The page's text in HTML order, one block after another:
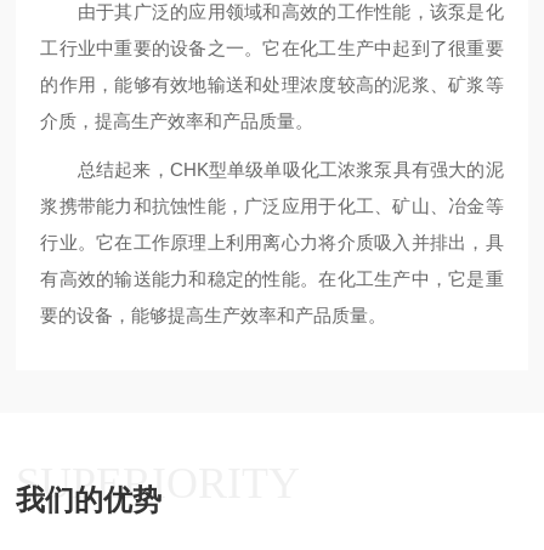
由于其广泛的应用领域和高效的工作性能，该泵是化
工行业中重要的设备之一。它在化工生产中起到了很重要
的作用，能够有效地输送和处理浓度较高的泥浆、矿浆等
介质，提高生产效率和产品质量。
总结起来，CHK型单级单吸化工浓浆泵具有强大的泥
浆携带能力和抗蚀性能，广泛应用于化工、矿山、冶金等
行业。它在工作原理上利用离心力将介质吸入并排出，具
有高效的输送能力和稳定的性能。在化工生产中，它是重
要的设备，能够提高生产效率和产品质量。
SUPERIORITY
我们的优势